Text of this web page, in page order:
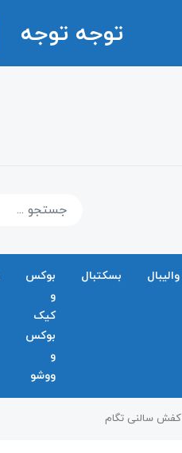
توجه توجه
والیبال بسکتبال
بوکس
و
کیک
بوکس
و
ووشو
کفش سالنی تگام